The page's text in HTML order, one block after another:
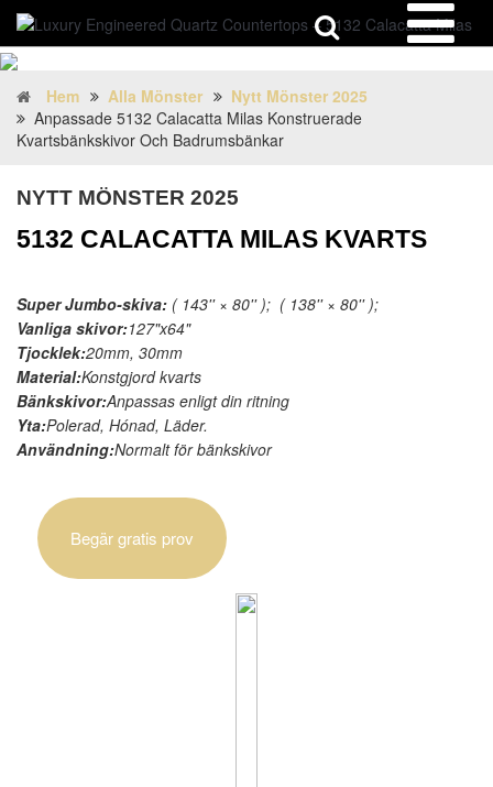
Hem Alla Mönster
Nytt Mönster 2025
Anpassade 5132 Calacatta Milas Konstruerade
Kvartsbänkskivor Och Badrumsbänkar
NYTT MÖNSTER 2025
5132 CALACATTA MILAS KVARTS
Super Jumbo-skiva: ( 143'' × 80'' ); ( 138'' × 80'' );
Vanliga skivor:127"x64"
Tjocklek:20mm, 30mm
Material:Konstgjord kvarts
Bänkskivor:Anpassas enligt din ritning
Yta:Polerad, Hónad, Läder.
Användning:Normalt för bänkskivor
Begär gratis prov